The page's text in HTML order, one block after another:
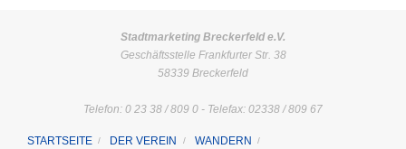
Stadtmarketing Breckerfeld e.V.
Geschäftsstelle Frankfurter Str. 38
58339 Breckerfeld
Telefon: 0 23 38 / 809 0 - Telefax: 02338 / 809 67
STARTSEITE DER VEREIN WANDERN